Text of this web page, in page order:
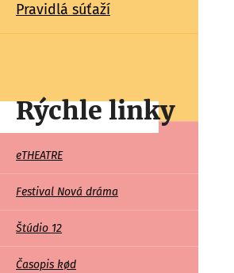
Pravidlá súťaží
Rýchle linky
Rychle
linky
eTHEATRE
Festival Nová dráma
Štúdio 12
Časopis kød